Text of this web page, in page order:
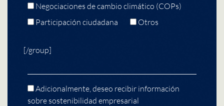
Negociaciones de cambio climático (COPs)
Participación ciudadana
Otros
[/group]
Adicionalmente, deseo recibir información
sobre sostenibilidad empresarial